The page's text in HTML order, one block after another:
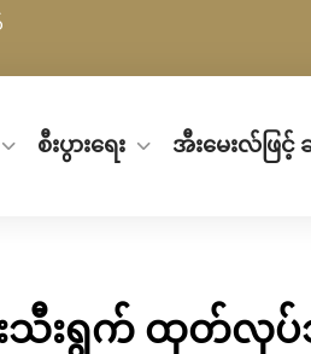
စီးပွားရေး အီးမေးလ်ဖြ
းသီးရွက် ထုတ်လု